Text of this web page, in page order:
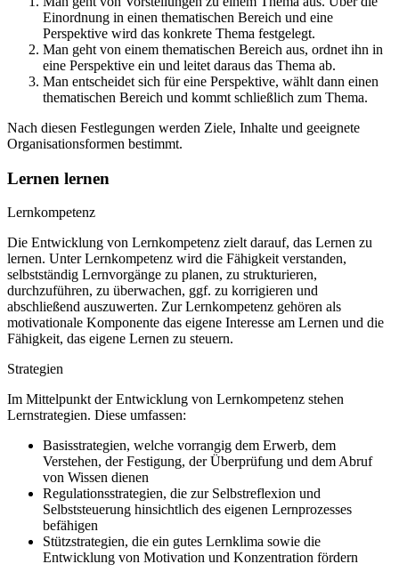
Einordnung in einen thematischen Bereich und eine
Perspektive wird das konkrete Thema festgelegt.
Man geht von einem thematischen Bereich aus, ordnet ihn in
eine Perspektive ein und leitet daraus das Thema ab.
Man entscheidet sich für eine Perspektive, wählt dann einen
thematischen Bereich und kommt schließlich zum Thema.
Nach diesen Festlegungen werden Ziele, Inhalte und geeignete
Organisationsformen bestimmt.
Lernen lernen
Lernkompetenz
Die Entwicklung von Lernkompetenz zielt darauf, das Lernen zu
lernen. Unter Lernkompetenz wird die Fähigkeit verstanden,
selbstständig Lernvorgänge zu planen, zu strukturieren,
durchzuführen, zu überwachen, ggf. zu korrigieren und
abschließend auszuwerten. Zur Lernkompetenz gehören als
motivationale Komponente das eigene Interesse am Lernen und die
Fähigkeit, das eigene Lernen zu steuern.
Strategien
Im Mittelpunkt der Entwicklung von Lernkompetenz stehen
Lernstrategien. Diese umfassen:
Basisstrategien, welche vorrangig dem Erwerb, dem
Verstehen, der Festigung, der Überprüfung und dem Abruf
von Wissen dienen
Regulationsstrategien, die zur Selbstreflexion und
Selbststeuerung hinsichtlich des eigenen Lernprozesses
befähigen
Stützstrategien, die ein gutes Lernklima sowie die
Entwicklung von Motivation und Konzentration fördern